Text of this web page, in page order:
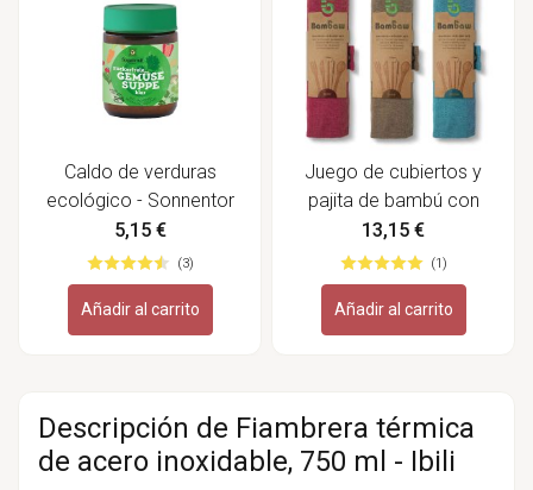
Caldo de verduras
ecológico - Sonnentor
5,15 €
(3)
Añadir al carrito
Juego de cubiertos y
pajita de bambú con
funda - Bambaw
13,15 €
(1)
Añadir al carrito
Descripción de Fiambrera térmica
de acero inoxidable, 750 ml - Ibili